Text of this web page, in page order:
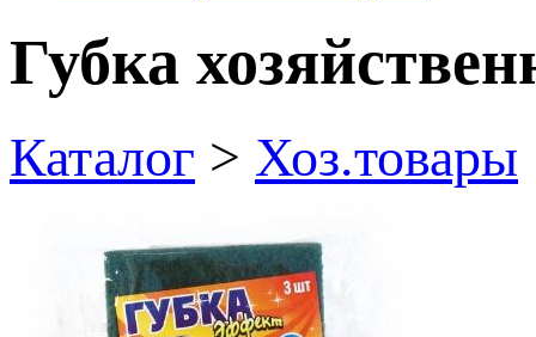
Губка
Каталог > Хоз.товары